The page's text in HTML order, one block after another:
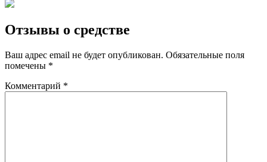
Отзывы о средстве
Ваш адрес email не будет опубликован. Обязательные поля
помечены *
Комментарий *